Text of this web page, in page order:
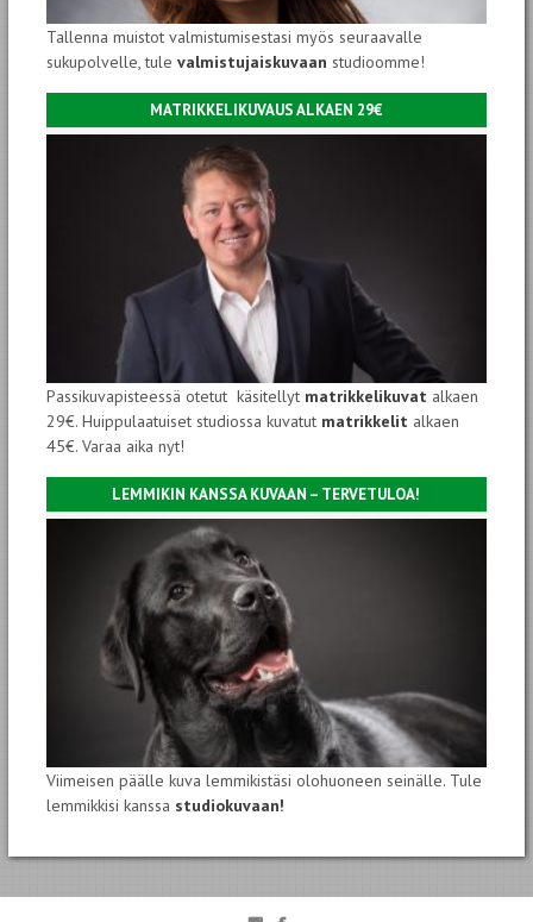
Tallenna muistot valmistumisestasi myös seuraavalle
sukupolvelle, tule valmistujaiskuvaan studioomme!
MATRIKKELIKUVAUS ALKAEN 29€
Passikuvapisteessä otetut käsitellyt matrikkelikuvat alkaen
29€. Huippulaatuiset studiossa kuvatut matrikkelit alkaen
45€. Varaa aika nyt!
LEMMIKIN KANSSA KUVAAN – TERVETULOA!
Viimeisen päälle kuva lemmikistäsi olohuoneen seinälle. Tule
lemmikkisi kanssa studiokuvaan!